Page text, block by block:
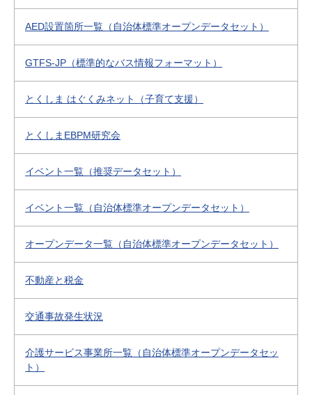
AED設置箇所一覧（自治体標準オープンデータセット）
GTFS-JP（標準的なバス情報フォーマット）
とくしま はぐくみネット（子育て支援）
とくしまEBPM研究会
イベント一覧（推奨データセット）
イベント一覧（自治体標準オープンデータセット）
オープンデータ一覧（自治体標準オープンデータセット）
不動産と税金
交通事故発生状況
介護サービス事業所一覧（自治体標準オープンデータセッ
ト）